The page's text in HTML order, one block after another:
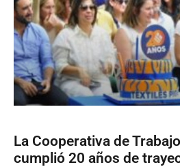
La Cooperativa de
cumplió 20 años de